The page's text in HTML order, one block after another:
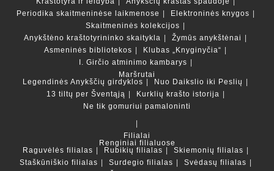
Periodika skaitmeninėse laikmenose
Elektroninės knygos
Skaitmeninės kolekcijos
Anykštėno kraštotyrininko skaitykla
Žymūs anykštėnai
Asmeninės bibliotekos
Klubas „Knyginyčia“
I. Girčio atminimo kambarys
Maršrutai
Legendinės Anykščių girdyklos
Nuo Daikslio iki Peslių
13 tiltų per Šventąją
Kurklių krašto istorija
Ne tik gomuriui pamaloninti
Filialai
Renginiai filialuose
Raguvėlės filialas
Rubikių filialas
Skiemonių filialas
Staškūniškio filialas
Surdegio filialas
Svėdasų filialas